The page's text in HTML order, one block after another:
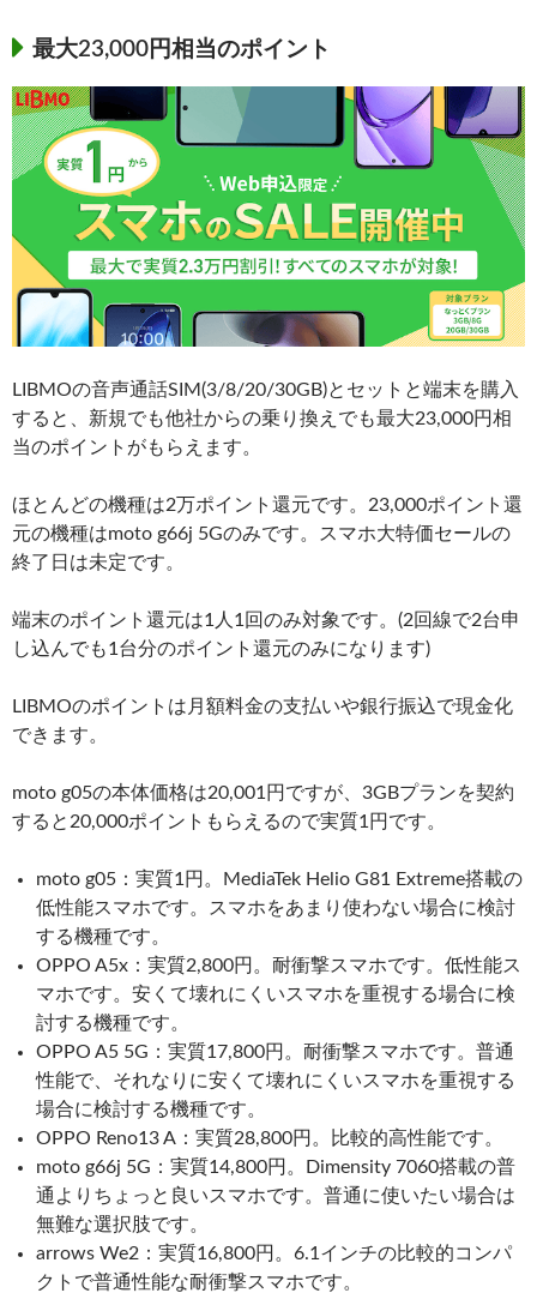
最大23,000円相当のポイント
LIBMOの音声通話SIM(3/8/20/30GB)とセットと端末を購入
すると、新規でも他社からの乗り換えでも最大23,000円相
当のポイントがもらえます。
ほとんどの機種は2万ポイント還元です。23,000ポイント還
元の機種はmoto g66j 5Gのみです。スマホ大特価セールの
終了日は未定です。
端末のポイント還元は1人1回のみ対象です。(2回線で2台申
し込んでも1台分のポイント還元のみになります)
LIBMOのポイントは月額料金の支払いや銀行振込で現金化
できます。
moto g05の本体価格は20,001円ですが、3GBプランを契約
すると20,000ポイントもらえるので実質1円です。
moto g05：実質1円。MediaTek Helio G81 Extreme搭載の
低性能スマホです。スマホをあまり使わない場合に検討
する機種です。
OPPO A5x：実質2,800円。耐衝撃スマホです。低性能ス
マホです。安くて壊れにくいスマホを重視する場合に検
討する機種です。
OPPO A5 5G：実質17,800円。耐衝撃スマホです。普通
性能で、それなりに安くて壊れにくいスマホを重視する
場合に検討する機種です。
OPPO Reno13 A：実質28,800円。比較的高性能です。
moto g66j 5G：実質14,800円。Dimensity 7060搭載の普
通よりちょっと良いスマホです。普通に使いたい場合は
無難な選択肢です。
arrows We2：実質16,800円。6.1インチの比較的コンパ
クトで普通性能な耐衝撃スマホです。